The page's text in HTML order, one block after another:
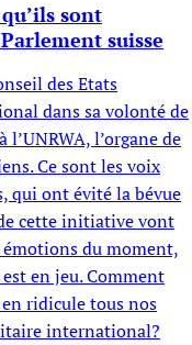
sont
suisse
des Etats
dans sa volonté de
l’organe de
Ce sont les voix
qui ont évité la bévue
cette initiative vont
émotions du moment,
en jeu. Comment
ridicule tous nos
international?